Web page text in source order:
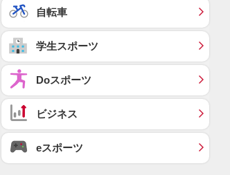
自転車
学生スポーツ
Doスポーツ
ビジネス
eスポーツ